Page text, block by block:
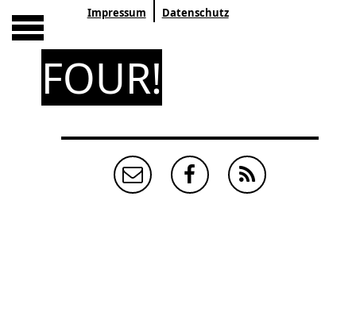
Impressum Datenschutz
FOUR!